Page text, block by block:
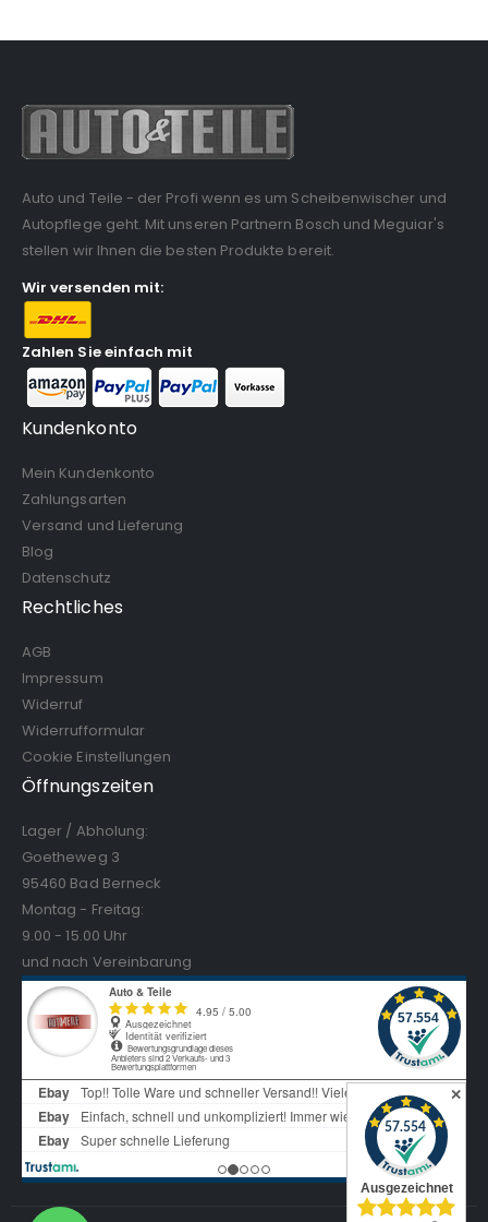
Auto und Teile - der Profi wenn es um Scheibenwischer und
Autopflege geht. Mit unseren Partnern Bosch und Meguiar's
stellen wir Ihnen die besten Produkte bereit.
Wir versenden mit:
Zahlen Sie einfach mit
Kundenkonto
Mein Kundenkonto
Zahlungsarten
Versand und Lieferung
Blog
Datenschutz
Rechtliches
AGB
Impressum
Widerruf
Widerrufformular
Cookie Einstellungen
Öffnungszeiten
Lager / Abholung:
Goetheweg 3
95460 Bad Berneck
Montag - Freitag:
9.00 - 15.00 Uhr
und nach Vereinbarung
✕